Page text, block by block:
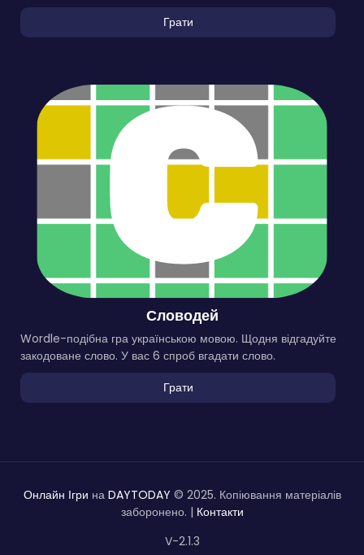
Грати
Словодей
Wordle-подібна гра українською мовою. Щодня відгадуйте
закодоване слово. У вас 6 спроб вгадати слово.
Грати
Онлайн Ігри на DAYTODAY © 2025. Копіювання матеріалів
заборонено. | Контакти
V-2.1.3